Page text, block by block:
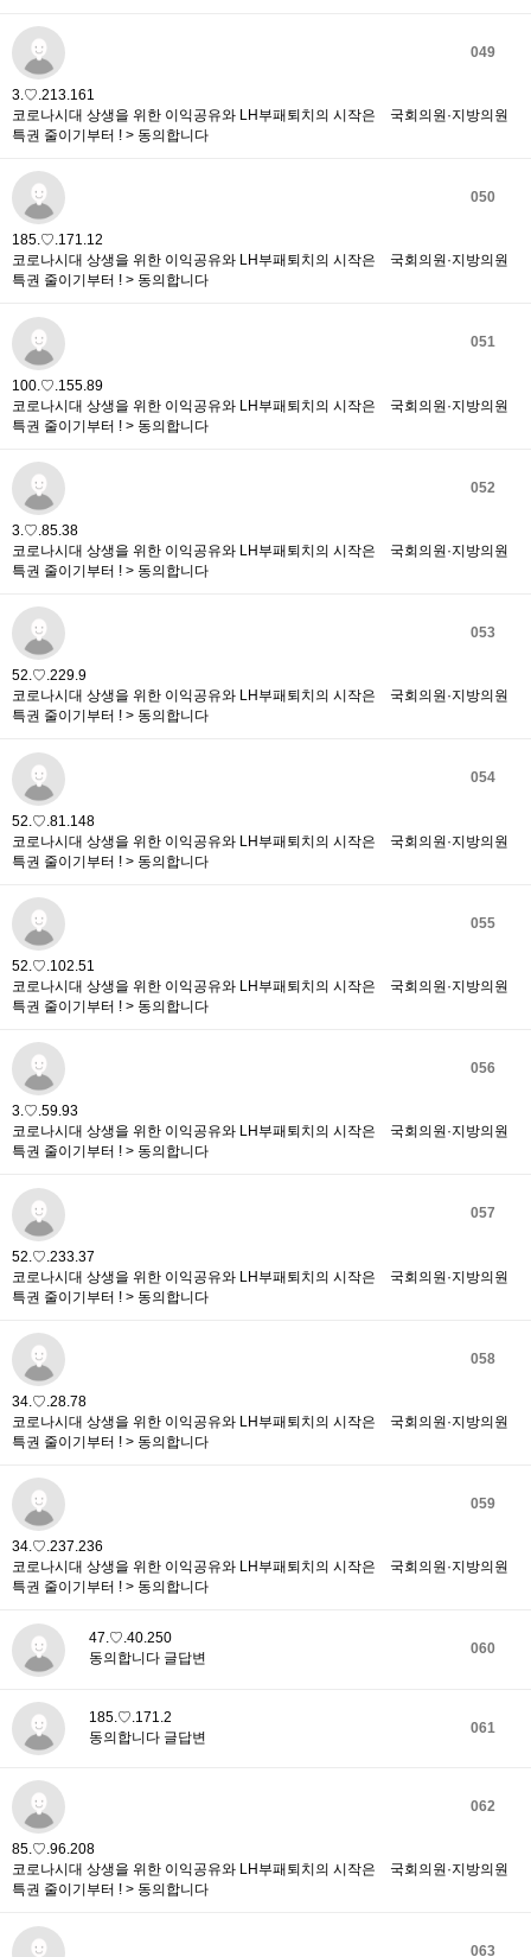
049
3.♡.213.161
코로나시대 상생을 위한 이익공유와 LH부패퇴치의 시작은 국회의원·지방의원
특권 줄이기부터 ! > 동의합니다
050
185.♡.171.12
코로나시대 상생을 위한 이익공유와 LH부패퇴치의 시작은 국회의원·지방의원
특권 줄이기부터 ! > 동의합니다
051
100.♡.155.89
코로나시대 상생을 위한 이익공유와 LH부패퇴치의 시작은 국회의원·지방의원
특권 줄이기부터 ! > 동의합니다
052
3.♡.85.38
코로나시대 상생을 위한 이익공유와 LH부패퇴치의 시작은 국회의원·지방의원
특권 줄이기부터 ! > 동의합니다
053
52.♡.229.9
코로나시대 상생을 위한 이익공유와 LH부패퇴치의 시작은 국회의원·지방의원
특권 줄이기부터 ! > 동의합니다
054
52.♡.81.148
코로나시대 상생을 위한 이익공유와 LH부패퇴치의 시작은 국회의원·지방의원
특권 줄이기부터 ! > 동의합니다
055
52.♡.102.51
코로나시대 상생을 위한 이익공유와 LH부패퇴치의 시작은 국회의원·지방의원
특권 줄이기부터 ! > 동의합니다
056
3.♡.59.93
코로나시대 상생을 위한 이익공유와 LH부패퇴치의 시작은 국회의원·지방의원
특권 줄이기부터 ! > 동의합니다
057
52.♡.233.37
코로나시대 상생을 위한 이익공유와 LH부패퇴치의 시작은 국회의원·지방의원
특권 줄이기부터 ! > 동의합니다
058
34.♡.28.78
코로나시대 상생을 위한 이익공유와 LH부패퇴치의 시작은 국회의원·지방의원
특권 줄이기부터 ! > 동의합니다
059
34.♡.237.236
코로나시대 상생을 위한 이익공유와 LH부패퇴치의 시작은 국회의원·지방의원
특권 줄이기부터 ! > 동의합니다
060
47.♡.40.250
동의합니다 글답변
061
185.♡.171.2
동의합니다 글답변
062
85.♡.96.208
코로나시대 상생을 위한 이익공유와 LH부패퇴치의 시작은 국회의원·지방의원
특권 줄이기부터 ! > 동의합니다
063